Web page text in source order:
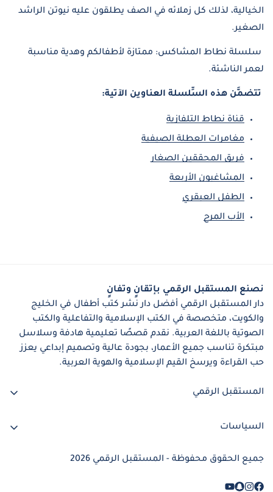
الخيالية، لذلك كل زملائه في الصف يطلقون عليه نيوتن الراشد
الصغير.
سلسلة نطاط المشاكس: ممتازة لأطفالكم وهدية مناسبة
لعمر الناشئة.
تتضمَّن هذه السِّلسلة العناوين الآتية:
قناة نطاط التلفازية
مغامرات العطلة الصيفية
فريق المحققين الصغار
المشاغبون الأربعة
الطفل العبقري
الأب المرح
نصنع المستقبل الرقمي بإتقانٍ وتفانٍ
دار المستقبل الرقمي أفضل دار نشر كتب أطفال في الخليج
والكويت، متخصصة في الكتب الإسلامية والتفاعلية والكتب
الصوتية باللغة العربية. نقدم قصصًا تعليمية هادفة وسلاسل
مبتكرة تناسب جميع الأعمار، بجودة عالية وتصميم إبداعي يعزز
حب القراءة ويرسخ القيم الإسلامية والهوية العربية.
المستقبل الرقمي
السياسات
جميع الحقوق محفوظة - المستقبل الرقمي 2026